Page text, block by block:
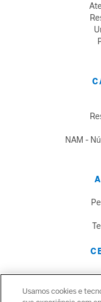
NAM -
Usamos cookies e